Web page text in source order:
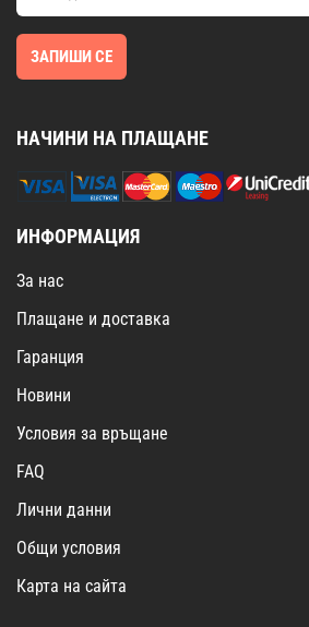
ЗАПИШИ СЕ
НАЧИНИ НА ПЛАЩАНЕ
ИНФОРМАЦИЯ
За нас
Плащане и доставка
Гаранция
Новини
Условия за връщане
FAQ
Лични данни
Общи условия
Карта на сайта